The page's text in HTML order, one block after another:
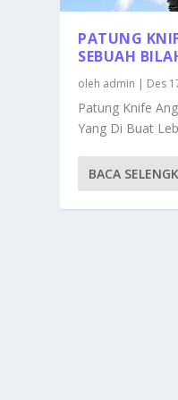
PATUNG
SEBUAH
oleh admin | Des
Patung Knife
Yang Di Buat
BACA